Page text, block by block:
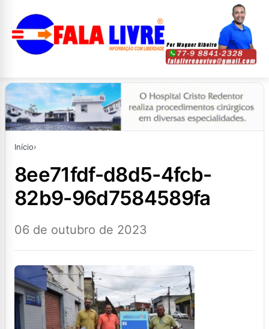
Início›
8ee71fdf-d8d5-4fcb-
82b9-96d7584589fa
06 de outubro de 2023